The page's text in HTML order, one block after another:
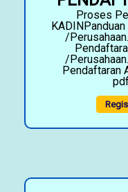
Proses
/
/
Pendaftaran